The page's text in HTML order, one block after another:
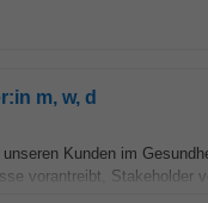
m, w, d
unseren Kunden im
vorantreibt, Stakeholder